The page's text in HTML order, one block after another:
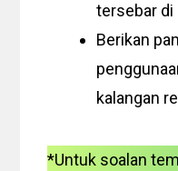
tersebar di
Berikan
kalangan
*Untuk soalan